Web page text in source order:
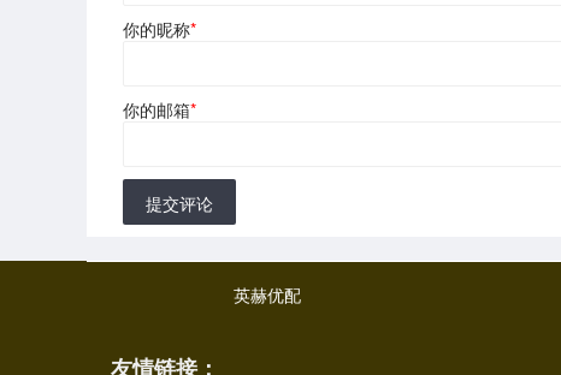
你的昵称*
你的邮箱*
提交评论
英赫优配
友情链接：